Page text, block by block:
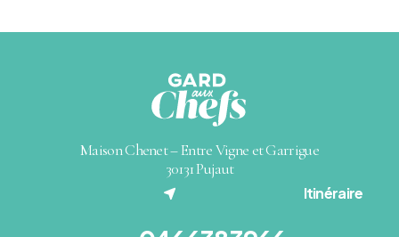
Maison Chenet – Entre Vigne et Garrigue
30131 Pujaut
Itinéraire